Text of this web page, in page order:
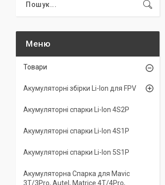
Товари
Акумуляторні збірки Li-Ion для FPV
Акумуляторні спарки Li-Ion 4S2P
Акумуляторні спарки Li-Ion 4S1P
Акумуляторні спарки Li-Ion 5S1P
Акумуляторна Спарка для Mavic
3T/3Pro, Autel, Matrice 4T/4Pro,